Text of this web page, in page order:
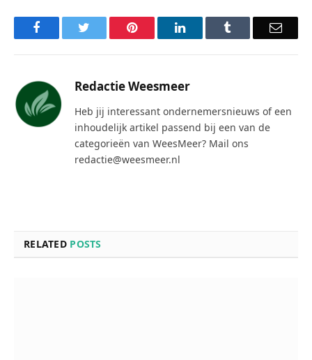
Facebook Pinterest LinkedIn Email
Redactie Weesmeer
Heb jij interessant ondernemersnieuws of een
inhoudelijk artikel passend bij een van de
categorieën van WeesMeer? Mail ons
redactie@weesmeer.nl
RELATED POSTS